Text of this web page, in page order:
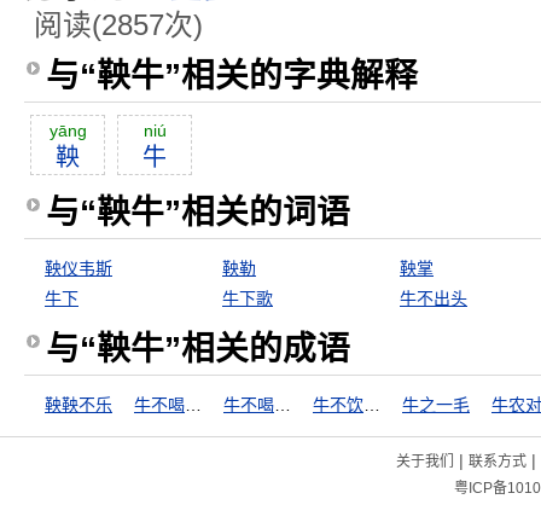
阅读(2857次)
与“鞅牛”相关的字典解释
yāng
鞅
niú
牛
与“鞅牛”相关的词语
鞅仪韦斯 鞅勒
鞅掌
牛下
牛下歌 牛不出头
与“鞅牛”相关的成语
鞅鞅不乐 牛之一毛 牛农
关于我们 | 联系方式|
粤ICP备